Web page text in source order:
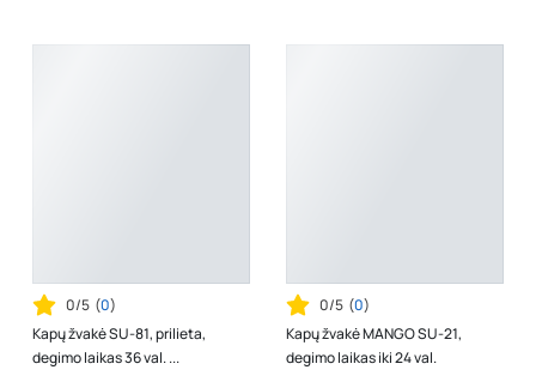
0/5 (0)
Kapų žvakė SU-81, prilieta,
degimo laikas 36 val. ...
0/5 (0)
Kapų žvakė MANGO SU-21,
degimo laikas iki 24 val.